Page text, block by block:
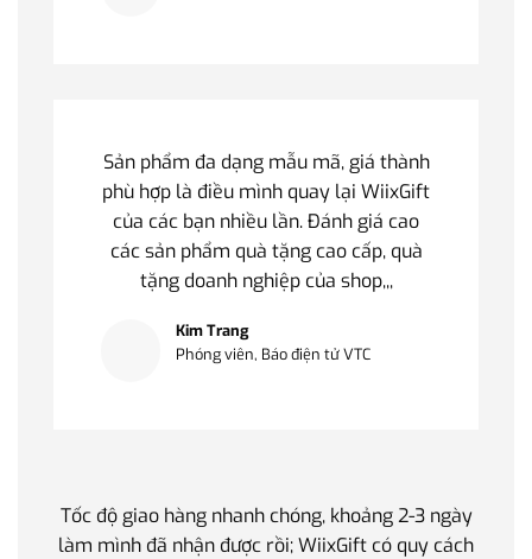
Sản phẩm đa dạng mẫu mã, giá thành
phù hợp là điều mình quay lại WiixGift
của các bạn nhiều lần. Đánh giá cao
các sản phẩm quà tặng cao cấp, quà
tặng doanh nghiệp của shop,,,
Kim Trang
Phóng viên, Báo điện tử VTC
Tốc độ giao hàng nhanh chóng, khoảng 2-3 ngày
làm mình đã nhận được rồi; WiixGift có quy cách